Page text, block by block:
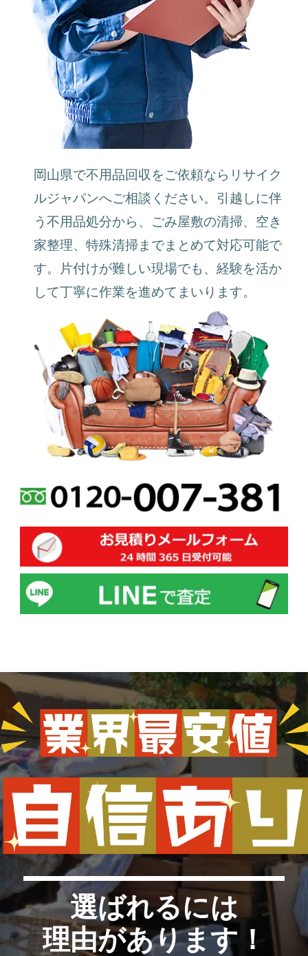
岡山県で不用品回収をご依頼ならリサイク
ルジャパンへご相談ください。引越しに伴
う不用品処分から、ごみ屋敷の清掃、空き
家整理、特殊清掃までまとめて対応可能で
す。片付けが難しい現場でも、経験を活か
して丁寧に作業を進めてまいります。
選ばれるには
理由があります！